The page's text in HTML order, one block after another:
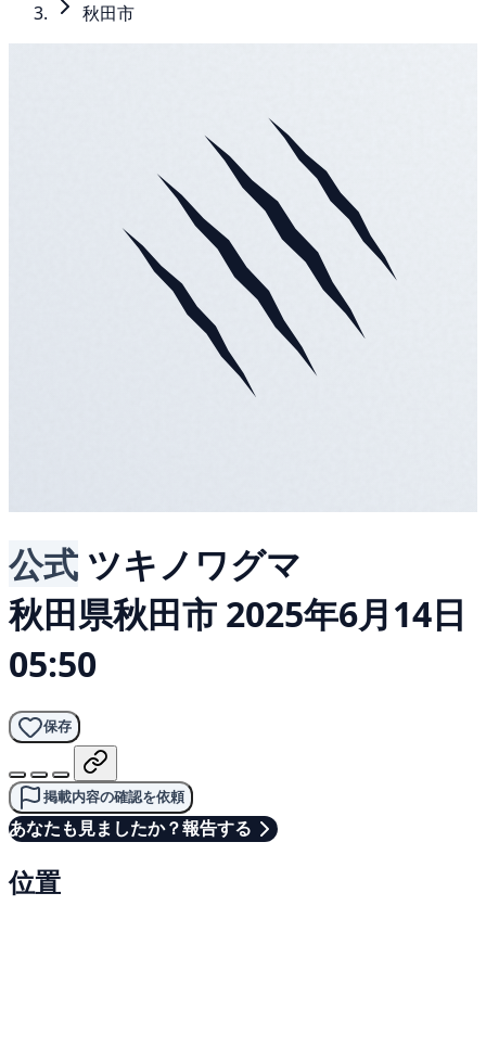
秋田市
公式 ツキノワグマ
秋田県秋田市 2025年6月14日
05:50
保存
掲載内容の確認を依頼
あなたも見ましたか？報告する
位置